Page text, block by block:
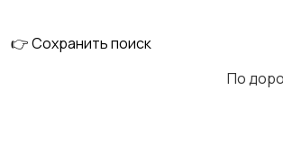
👉 Сохранить поиск
По